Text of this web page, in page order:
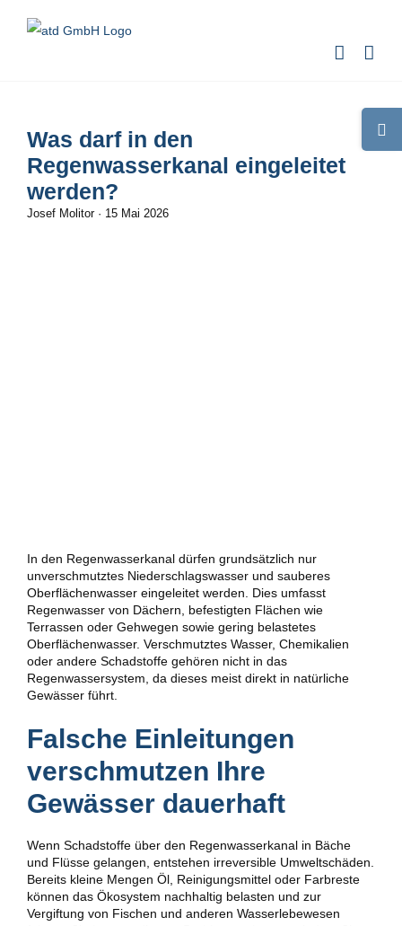
Inhalt
Was darf in den
Regenwasserkanal eingeleitet
werden?
Josef Molitor· 15 Mai 2026
In den Regenwasserkanal dürfen grundsätzlich nur
unverschmutztes Niederschlagswasser und sauberes
Oberflächenwasser eingeleitet werden. Dies umfasst
Regenwasser von Dächern, befestigten Flächen wie
Terrassen oder Gehwegen sowie gering belastetes
Oberflächenwasser. Verschmutztes Wasser, Chemikalien
oder andere Schadstoffe gehören nicht in das
Regenwassersystem, da dieses meist direkt in natürliche
Gewässer führt.
Falsche Einleitungen
verschmutzen Ihre
Gewässer dauerhaft
Wenn Schadstoffe über den Regenwasserkanal in Bäche
und Flüsse gelangen, entstehen irreversible Umweltschäden.
Bereits kleine Mengen Öl, Reinigungsmittel oder Farbreste
können das Ökosystem nachhaltig belasten und zur
Vergiftung von Fischen und anderen Wasserlebewesen
Sliding